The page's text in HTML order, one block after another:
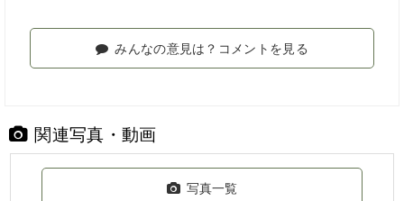
みんなの意見は？コメントを見る
関連写真・動画
写真一覧